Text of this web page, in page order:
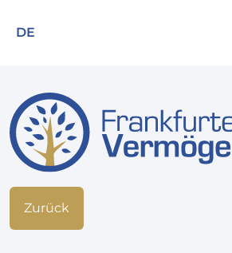
DE
Zurück